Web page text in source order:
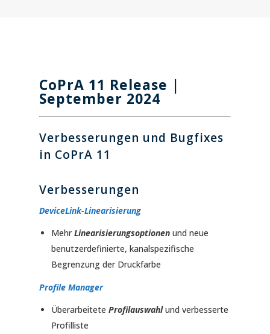
CoPrA 11 Release |
September 2024
Verbesserungen und Bugfixes
in CoPrA 11
Verbesserungen
DeviceLink-Linearisierung
MehrLinearisierungsoptionenund neue
benutzerdefinierte, kanalspezifische
Begrenzung der Druckfarbe
Profile Manager
Überarbeitete Profilauswahlund verbesserte
Profilliste